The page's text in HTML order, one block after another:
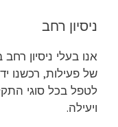
ניסיון רחב
אנו בעלי ניסיון
של פעילות, רכשנו
לטפל בכל סוגי
ויעילה.